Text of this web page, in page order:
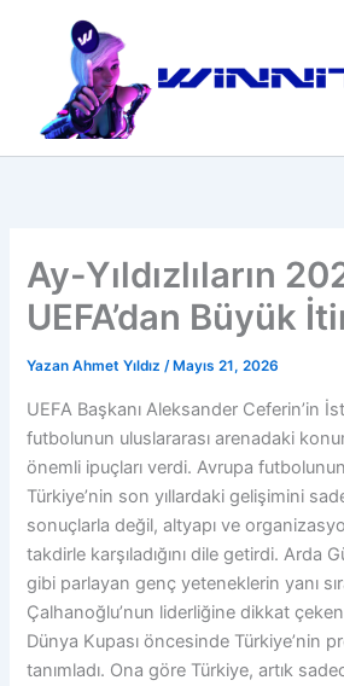
Ay-Yıldızlıların
UEFA’dan Büyük
Yazan Ahmet Yıldız/ Mayıs 21, 2026
UEFA Başkanı Aleksander Ceferin’in
futbolunun uluslararası arenadaki
önemli ipuçları verdi. Avrupa
Türkiye’nin son yıllardaki gelişimini
sonuçlarla değil, altyapı ve
takdirle karşıladığını dile getirdi. Arda
gibi parlayan genç yeteneklerin yanı
Çalhanoğlu’nun liderliğine dikkat
Dünya Kupası öncesinde Türkiye’nin
tanımladı. Ona göre Türkiye, artık